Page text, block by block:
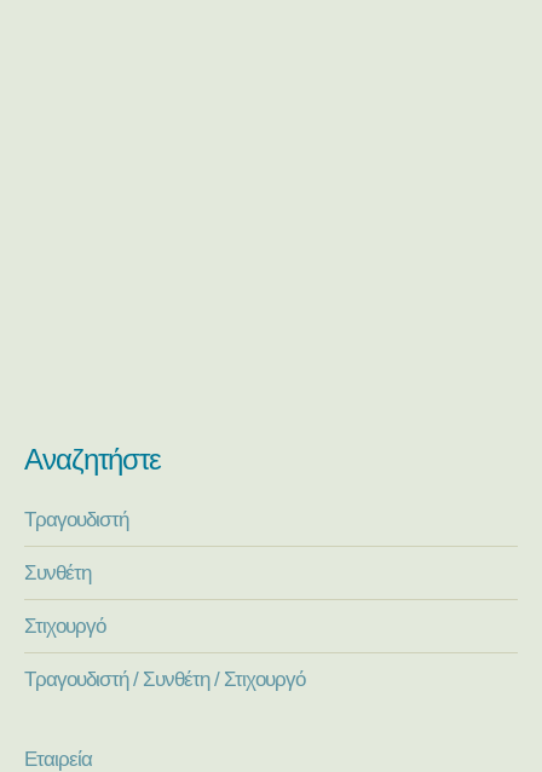
Αναζητήστε
Τραγουδιστή
Συνθέτη
Στιχουργό
Τραγουδιστή / Συνθέτη / Στιχουργό
Εταιρεία